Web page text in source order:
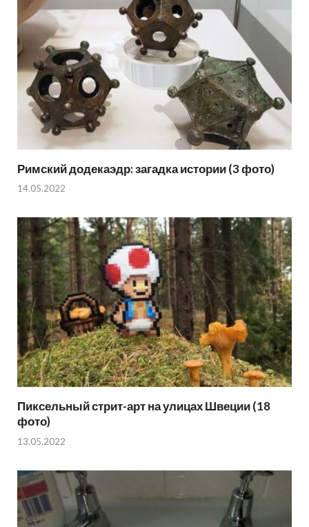
Римский додекаэдр: загадка истории (3 фото)
14.05.2022
Пиксельный стрит-арт на улицах Швеции (18
фото)
13.05.2022